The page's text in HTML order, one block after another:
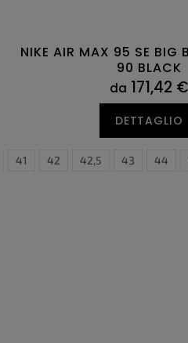
45,5 46 47 47,5
NIKE AIR MAX 95 SE BIG
90 BLACK
da 171,42 €
DETTAGLIO
41 42 42,5 43 44